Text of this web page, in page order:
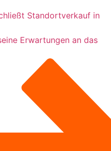
Standortverkauf in
Erwartungen an das